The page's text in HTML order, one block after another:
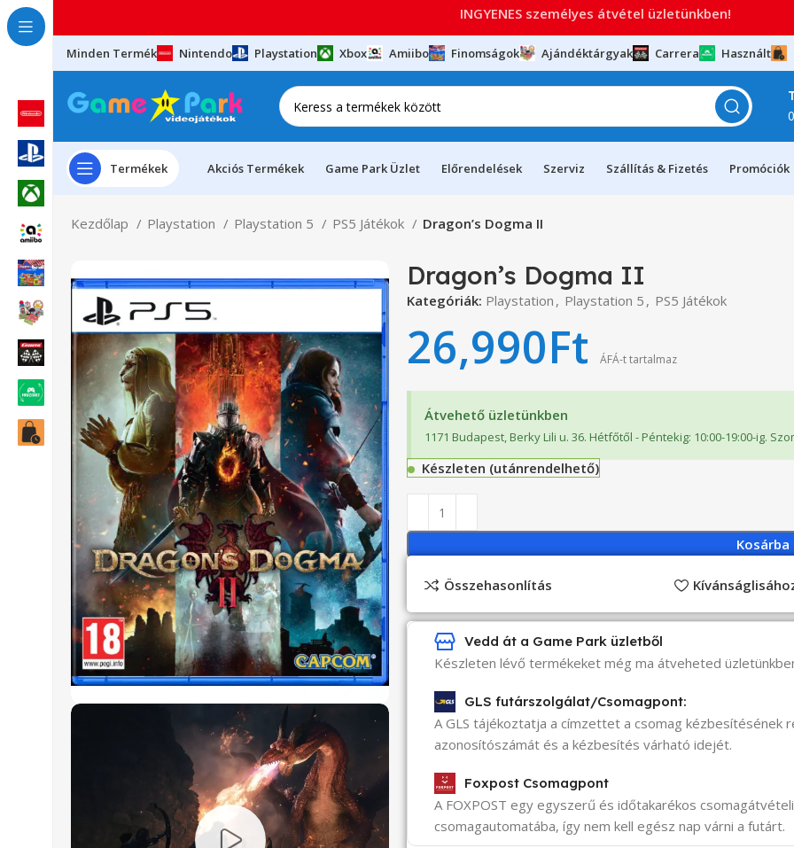
Minden Termék Nintendo Playstation Xbox Amiibo Finomságok Ajándéktárgyak Carrera Használt
Termékek Akciós Termékek Game Park Üzlet Előrendelések Szerviz Szállítás & Fizetés Promóciók
Kezdőlap Playstation Playstation 5 PS5 Játékok Dragon’s Dogma II
Dragon’s Dogma II
Kategóriák: Playstation , Playstation 5 , PS5 Játékok
26,990Ft ÁFÁ-t tartalmaz
Átvehető üzletünkben
1171 Budapest, Berky Lili u. 36. Hétfőtől - Péntekig: 10:00-19:00-ig.
Készleten (utánrendelhető)
Kosárba
Összehasonlítás
Vedd át a Game Park üzletből
Készleten lévő termékeket még ma átveheted
GLS futárszolgálat/Csomagpont:
A GLS tájékoztatja a címzettet a csomag kézbesítésének
azonosítószámát és a kézbesítés várható idejét.
Foxpost Csomagpont
A FOXPOST egy egyszerű és időtakarékos
csomagautomatába, így nem kell egész nap várni a futárt.
INGYENES személyes átvétel üzletünkben!